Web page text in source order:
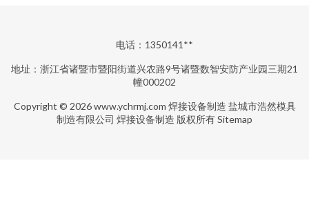
电话：1350141**
地址：浙江省诸暨市暨阳街道兴农路9号诸暨数智安防产业园三期21
幢000202
Copyright © 2026www.ychrmj.com 焊接设备制造 盐城市浩然模具
制造有限公司 焊接设备制造 版权所有Sitemap